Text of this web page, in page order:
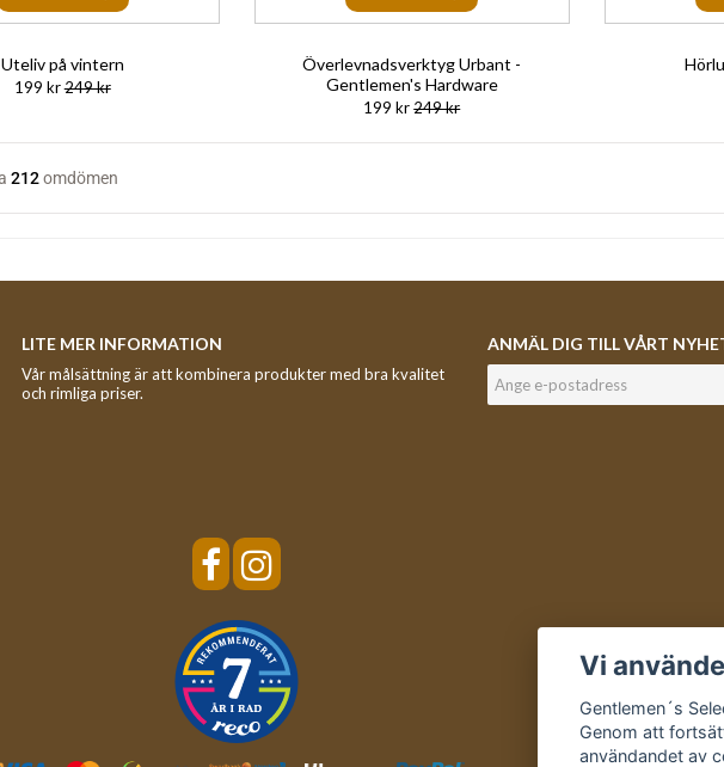
Uteliv på vintern
199 kr249 kr
Överlevnadsverktyg Urbant -
Gentlemen's Hardware
199 kr249 kr
LITE MER INFORMATION
Vår målsättning är att kombinera produkter med bra kvalitet
och rimliga priser.
ANMÄL DIG TILL VÅRT
Vi
Gentlemen´s
Genom att
användandet av